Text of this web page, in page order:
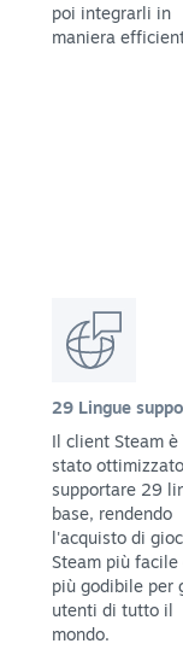
poi integrarli in
maniera
29 Lingue
Il client Steam è
stato
supportare 29
base, rendendo
l'acquisto di
Steam più facile
più godibile per
utenti di tutto il
mondo.